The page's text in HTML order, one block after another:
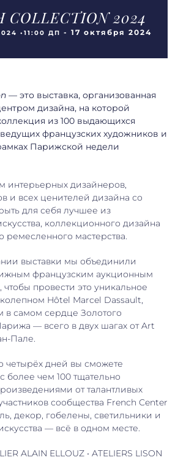
COLLECTION 2024
•11:00 ДП - 17 октября 2024
— это выставка, организованная
дизайна, на которой
из 100 выдающихся
французских художников и
Парижской недели
дизайнеров,
и всех ценителей дизайна со
для себя лучшее из
коллекционного дизайна
ремесленного мастерства.
выставки мы объединили
французским аукционным
провести это уникальное
Hôtel Marcel Dassault,
в самом сердце Золотого
— всего в двух шагах от Art
Пале.
четырёх дней вы сможете
более чем 100 тщательно
от талантливых
сообщества French Center
декор, гобелены, светильники и
— всё в одном месте.
ALAIN ELLOUZ • ATELIERS LISON